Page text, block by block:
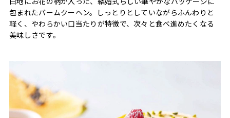
包まれたバームクーヘン。しっとりとしていながらふんわりと
軽く、やわらかい口当たりが特徴で、次々と食べ進めたくなる
美味しさです。